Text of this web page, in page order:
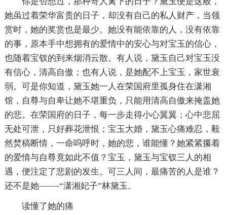
她虽过着荣华富贵的日子，却没有自己的私人财产，当领
赏时，她的奖赏也是最少。她没有能依靠的人，没有依靠
的事，原本手中想拥有的爱情中的安心与对宝玉的信心，
也随着宝钗的到来烟消云散。有人说，黛玉自己对宝玉没
有信心，清高自傲；也有人说，是她配不上宝玉，家世衰
弱。可是你知道，黛玉她一人在荣国府里孤身住在潇湘
馆，自尊与自卑让她不堪重负，只能用清高自傲来掩盖她
的悲。在荣国府的日子，每一步走得小心翼翼；心中悲屈
无处可泄，只好葬花泄恨；宝玉大婚，黛玉心痛难忍，毅
然焚稿断情，一命呜呼时，她的悲，谁能懂？她紧紧攥着
的爱情与自尊竟如此不值？宝玉，黛玉与宝钗三人的相
遇，便注定了悲剧的发生。可三人间，最痛苦的人是谁？
还不是她——-“潇湘妃子”林黛玉。
读懂了她的痛